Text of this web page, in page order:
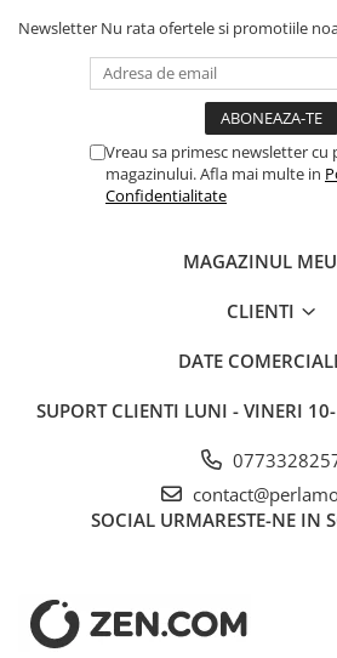
Newsletter Nu rata ofertele si promotiile
Vreau sa primesc newsletter
magazinului. Afla mai multe in
Confidentialitate
MAGAZINUL MEU
CLIENTI
DATE
SUPORT CLIENTI LUNI - VINERI
SOCIAL URMARESTE-NE IN